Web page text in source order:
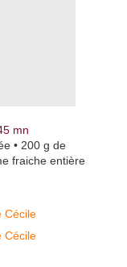
mn
• 200 g de
fraiche entière